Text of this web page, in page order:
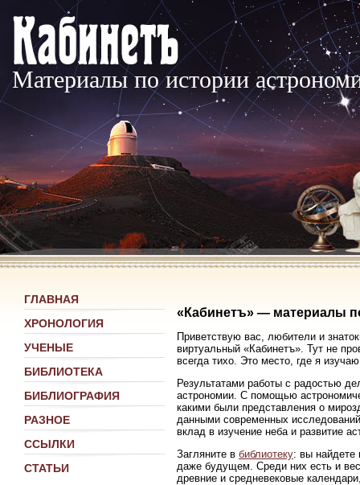
Материалы по истории
ГЛАВНАЯ
ХРОНОЛОГИЯ
УЧЕНЫЕ
БИБЛИОТЕКА
БИБЛИОГРАФИЯ
РАЗНОЕ
ССЫЛКИ
СТАТЬИ
«Кабинетъ» — материалы
Приветствую вас, любители и
виртуальный «Кабинетъ». Тут не
всегда тихо. Это место, где я
Результатами работы с радостью
астрономии. С помощью
какими были представления о
данными современных
вклад в изучение неба и развитие
Загляните в библиотеку: вы найдете
даже будущем. Среди них есть и
древние и средневековые